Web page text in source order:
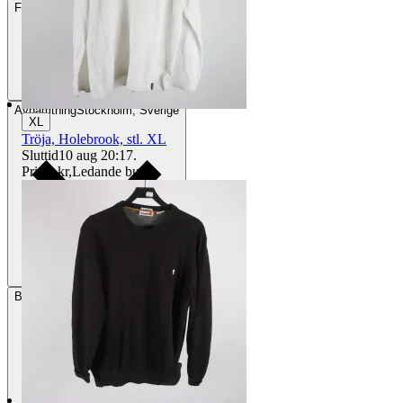
Frakt
AvhämtningStockholm, Sverige
Betalning Via Tradera
XL
Tröja, Holebrook, stl. XL
Sluttid10 aug 20:17.
Pris:
1 kr,Ledande bud